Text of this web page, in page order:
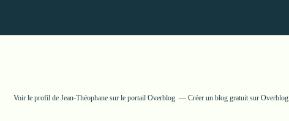
Voir le profil de Jean-Théophane sur le portail Overblog Créer un blog gratuit sur Overblog